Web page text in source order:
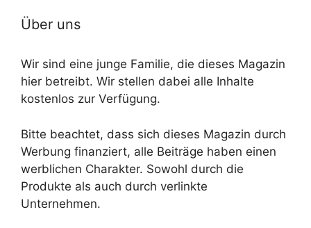
Über uns
Wir sind eine junge Familie, die dieses Magazin
hier betreibt. Wir stellen dabei alle Inhalte
kostenlos zur Verfügung.
Bitte beachtet, dass sich dieses Magazin durch
Werbung finanziert, alle Beiträge haben einen
werblichen Charakter. Sowohl durch die
Produkte als auch durch verlinkte
Unternehmen.